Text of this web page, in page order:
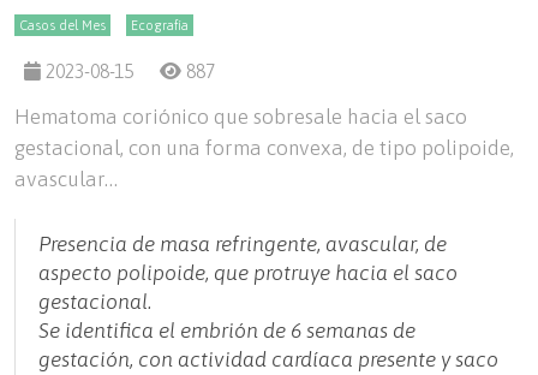
Casos del Mes Ecografía
2023-08-15 887
Hematoma coriónico que sobresale hacia el saco
gestacional, con una forma convexa, de tipo polipoide,
avascular…
Presencia de masa refringente, avascular, de
aspecto polipoide, que protruye hacia el saco
gestacional.
Se identifica el embrión de 6 semanas de
gestación, con actividad cardíaca presente y saco